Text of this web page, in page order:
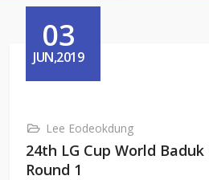
03
JUN,2019
Lee Eodeokdung
24th LG Cup World
Round 1